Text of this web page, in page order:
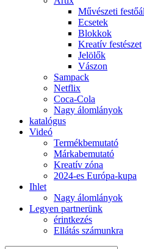
Művészeti
Ecsetek
Blokkok
Kreatív festészet
Jelölők
Vászon
Sampack
Netflix
Coca-Cola
Nagy álomlányok
katalógus
Videó
Termékbemutató
Márkabemutató
Kreatív zóna
2024-es Európa-kupa
Ihlet
Nagy álomlányok
Legyen partnerünk
érintkezés
Ellátás számunkra